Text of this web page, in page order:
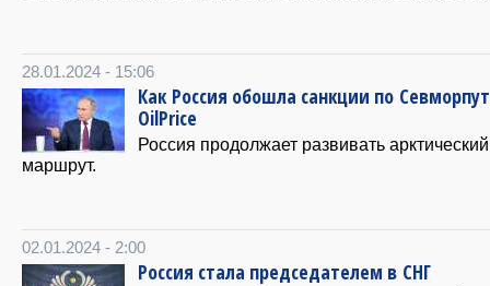
28.01.2024 - 15:06
Как Россия обошла санкции по
OilPrice
Россия продолжает развивать арктический
маршрут.
02.01.2024 - 2:00
Россия стала председателем в СНГ